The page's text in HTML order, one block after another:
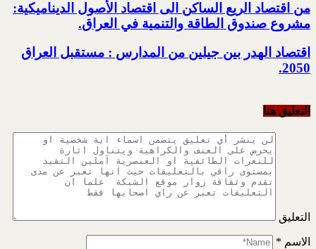
من اقتصاد الريع الساكن الى اقتصاد الأصول الديناميكية:
مشروع صندوق الطاقة والتنمية في العراق‎.
اقتصاد الهدر بين جيلين من المدارس : مستقبل العراق
2050‏‎.‎
التعليق هنا
التعليق
الاسم *